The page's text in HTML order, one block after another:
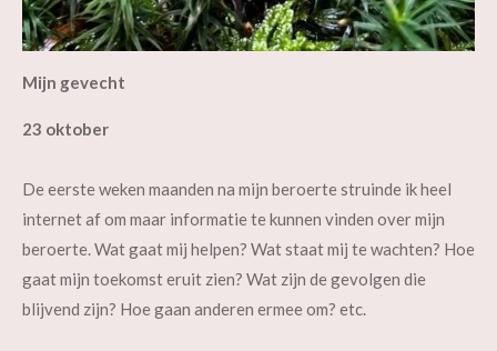
Mijn gevecht
23 oktober
De eerste weken maanden na mijn beroerte struinde ik heel
internet af om maar informatie te kunnen vinden over mijn
beroerte. Wat gaat mij helpen? Wat staat mij te wachten? Hoe
gaat mijn toekomst eruit zien? Wat zijn de gevolgen die
blijvend zijn? Hoe gaan anderen ermee om? etc.